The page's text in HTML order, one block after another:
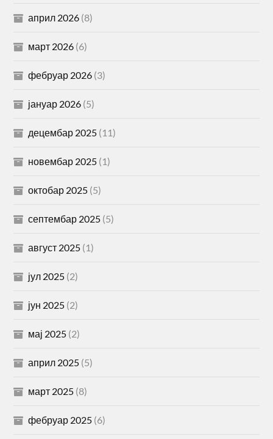
април 2026 (8)
март 2026 (6)
фебруар 2026 (3)
јануар 2026 (5)
децембар 2025 (11)
новембар 2025 (1)
октобар 2025 (5)
септембар 2025 (5)
август 2025 (1)
јул 2025 (2)
јун 2025 (2)
мај 2025 (2)
април 2025 (5)
март 2025 (8)
фебруар 2025 (6)